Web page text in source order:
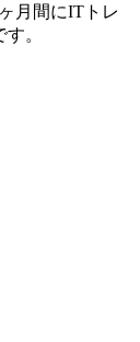
月間にITトレ
。